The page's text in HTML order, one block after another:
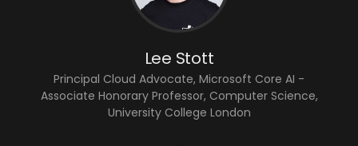
Lee Stott
Principal Cloud Advocate, Microsoft Core AI -
Associate Honorary Professor, Computer Science,
University College London